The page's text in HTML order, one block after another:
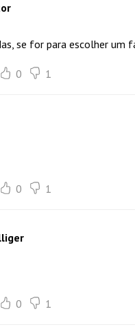
se for para escolher
0 1
0 1
0 1